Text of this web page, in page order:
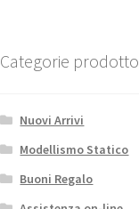
Categorie prodotto
Nuovi Arrivi
Modellismo Statico
Buoni Regalo